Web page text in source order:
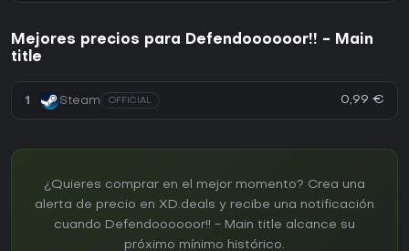
Mejores precios para Defendoooooor!! - Main
title
1 Steam OFFICIAL 0,99 €
¿Quieres comprar en el mejor momento? Crea una
alerta de precio en XD.deals y recibe una notificación
cuando Defendoooooor!! - Main title alcance su
próximo mínimo histórico.